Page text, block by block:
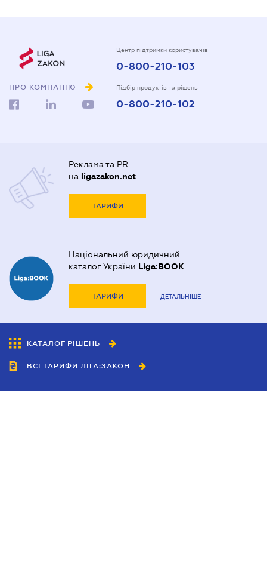
ПРО КОМПАНІЮ
Центр підтримки користувачів
0-800-210-103
Підбір продуктів та рішень
0-800-210-102
Реклама та PR
на ligazakon.net
ТАРИФИ
Національний юридичний
каталог України Liga:BOOK
ТАРИФИ ДЕТАЛЬНІШЕ
КАТАЛОГ РІШЕНЬ
ВСІ ТАРИФИ ЛІГА:ЗАКОН